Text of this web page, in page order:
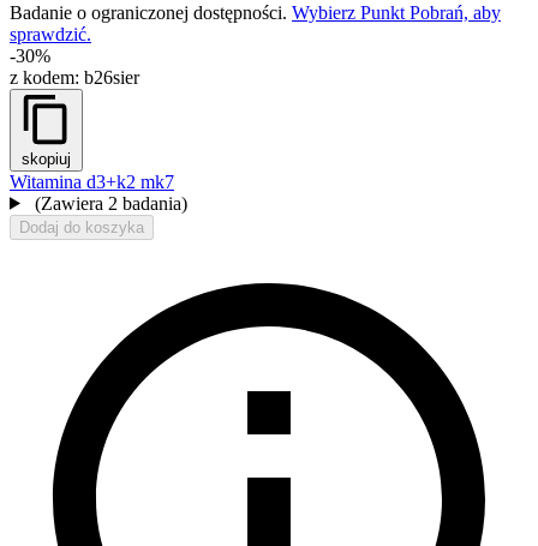
Badanie o ograniczonej dostępności. Wybierz Punkt Pobrań, aby
sprawdzić.
-30%
z kodem: b26sier
skopiuj
Witamina d3+k2 mk7
(Zawiera 2 badania)
Dodaj do koszyka